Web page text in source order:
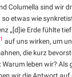
Columella sind wir
etwas wie
„[d]ie Erde fühlte
1 auf uns wirken, um
die kurz
Warum leben wir? Als
wir die Antwort auf